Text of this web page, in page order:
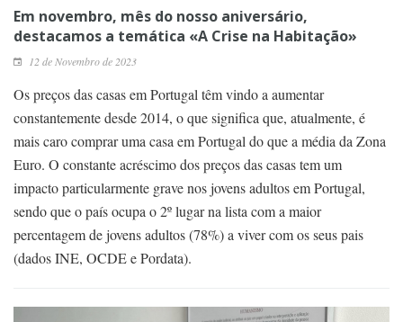
Em novembro, mês do nosso aniversário,
destacamos a temática «A Crise na Habitação»
12 de Novembro de 2023
Os preços das casas em Portugal têm vindo a aumentar
constantemente desde 2014, o que significa que, atualmente, é
mais caro comprar uma casa em Portugal do que a média da Zona
Euro. O constante acréscimo dos preços das casas tem um
impacto particularmente grave nos jovens adultos em Portugal,
sendo que o país ocupa o 2º lugar na lista com a maior
percentagem de jovens adultos (78%) a viver com os seus pais
(dados INE, OCDE e Pordata).